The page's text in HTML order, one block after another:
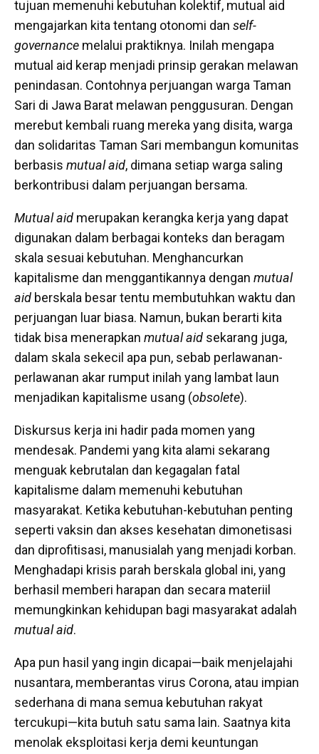
tujuan memenuhi kebutuhan kolektif, mutual aid
mengajarkan kita tentang otonomi dan self-
governance melalui praktiknya. Inilah mengapa
mutual aid kerap menjadi prinsip gerakan melawan
penindasan. Contohnya perjuangan warga Taman
Sari di Jawa Barat melawan penggusuran. Dengan
merebut kembali ruang mereka yang disita, warga
dan solidaritas Taman Sari membangun komunitas
berbasis mutual aid, dimana setiap warga saling
berkontribusi dalam perjuangan bersama.
Mutual aid merupakan kerangka kerja yang dapat
digunakan dalam berbagai konteks dan beragam
skala sesuai kebutuhan. Menghancurkan
kapitalisme dan menggantikannya dengan mutual
aid berskala besar tentu membutuhkan waktu dan
perjuangan luar biasa. Namun, bukan berarti kita
tidak bisa menerapkan mutual aid sekarang juga,
dalam skala sekecil apa pun, sebab perlawanan-
perlawanan akar rumput inilah yang lambat laun
menjadikan kapitalisme usang (obsolete).
Diskursus kerja ini hadir pada momen yang
mendesak. Pandemi yang kita alami sekarang
menguak kebrutalan dan kegagalan fatal
kapitalisme dalam memenuhi kebutuhan
masyarakat. Ketika kebutuhan-kebutuhan penting
seperti vaksin dan akses kesehatan dimonetisasi
dan diprofitisasi, manusialah yang menjadi korban.
Menghadapi krisis parah berskala global ini, yang
berhasil memberi harapan dan secara materiil
memungkinkan kehidupan bagi masyarakat adalah
mutual aid.
Apa pun hasil yang ingin dicapai—baik menjelajahi
nusantara, memberantas virus Corona, atau impian
sederhana di mana semua kebutuhan rakyat
tercukupi—kita butuh satu sama lain. Saatnya kita
menolak eksploitasi kerja demi keuntungan